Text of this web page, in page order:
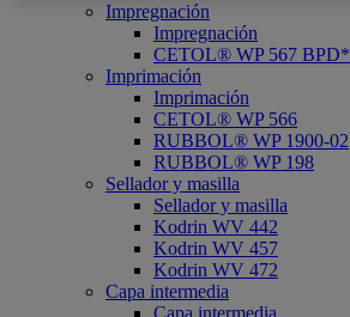
Impregnación
Impregnación
CETOL® WP 567 BPD*
Imprimación
Imprimación
CETOL® WP 566
RUBBOL® WP 1900-02
RUBBOL® WP 198
Sellador y masilla
Sellador y masilla
Kodrin WV 442
Kodrin WV 457
Kodrin WV 472
Capa intermedia
Capa intermedia